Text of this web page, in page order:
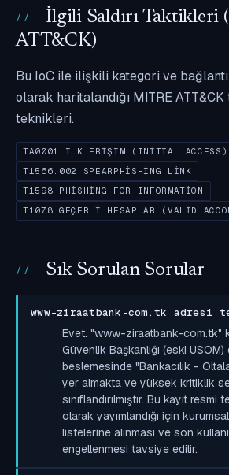
İlgili Saldırı Taktikleri
ATT&CK)
Bu IoC ile ilişkili kategori ve
olarak haritalandığı MITRE
teknikleri.
TA0001 İLK ERIŞIM (INITIAL ACCESS)
T1566.002 SPEARPHISHING LINK
T1598 PHISHING FOR INFORMATION
T1078 GEÇERLI HESAPLAR (VALID
Sık Sorulan Sorular
www-ziraatbank-com.tk adresi
Evet. "www-ziraatbank-com.tk"
Güvenlik Başkanlığı (eski
beslemesinde "Bankacılık -
yer almakta ve yüksek kritiklik
sınıflandırılmıştır. Bu kayıt resmi
olarak yayımlandığı için
listelerine alınması ve son
engellenmesi tavsiye edilir.